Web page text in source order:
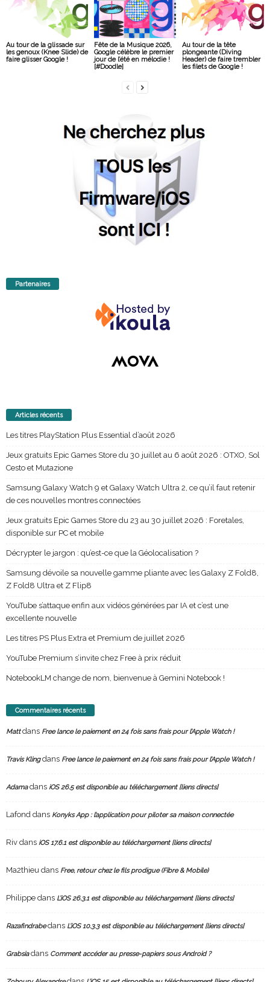
Au tour de la glissade sur
les genoux (Knee Slide) de
faire glisser Google !
Fête de la Musique 2026,
Google célèbre le premier
jour de l’été en mélodie !
[#Doodle]
Au tour de la tête
plongeante (Diving
Header) de faire trembler
les filets de Google !
Partenaires
Articles récents
Les titres PlayStation Plus Essential d’août 2026
Jeux gratuits Epic Games Store du 30 juillet au 6 août 2026 : OTXO, Sol
Cesto et Mutazione
Samsung Galaxy Watch 9 et Galaxy Watch Ultra 2, ce qu’il faut retenir
de ces nouvelles montres connectées
Jeux gratuits Epic Games Store du 23 au 30 juillet 2026 : Foretales,
disponible sur PC et mobile
Décrypter le jargon : qu’est-ce que la Géolocalisation ?
Samsung dévoile sa nouvelle gamme pliante avec les Galaxy Z Fold8,
Z Fold8 Ultra et Z Flip8
YouTube s’attaque enfin aux vidéos générées par IA et c’est une
excellente nouvelle
Les titres PS Plus Extra et Premium de juillet 2026
YouTube Premium s’invite chez Free à prix réduit
NotebookLM change de nom, bienvenue à Gemini Notebook !
Commentaires récents
Mattdans Free lance le paiement en 24 fois sans frais pour l’Apple Watch !
Travis Klingdans Free lance le paiement en 24 fois sans frais pour l’Apple Watch !
Adamadans iOS 26.5 est disponible au téléchargement [liens directs]
Lafond dans Konyks App : l’application pour piloter sa maison connectée
Riv dans iOS 17.6.1 est disponible au téléchargement [liens directs]
Ma2thieu dans Free, retour chez le fils prodigue (Fibre & Mobile)
Philippe dans L’iOS 26.3.1 est disponible au téléchargement [liens directs]
Razafindrabedans L’iOS 10.3.3 est disponible au téléchargement [liens directs]
Grabsiadans Comment accéder au presse-papiers sous Android ?